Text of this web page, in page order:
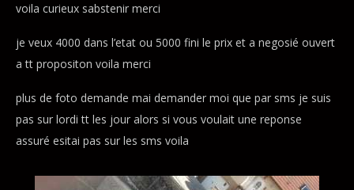
voila curieux sabstenir merci
je veux 4000 dans l’etat ou 5000 fini le prix et a negosié ouvert
a tt propositon voila merci
plus de foto demande mai demander moi que par sms je suis
pas sur lordi tt les jour alors si vous voulait une reponse
assuré esitai pas sur les sms voila